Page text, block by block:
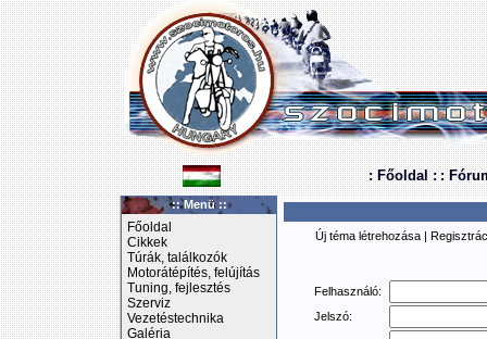
: Főoldal : :
:: Menü ::
Főoldal
Cikkek
Túrák, találkozók
Motorátépítés, felújítás
Tuning, fejlesztés
Szerviz
Vezetéstechnika
Galéria
Új téma létrehozása |
Felhasználó:
Jelszó: